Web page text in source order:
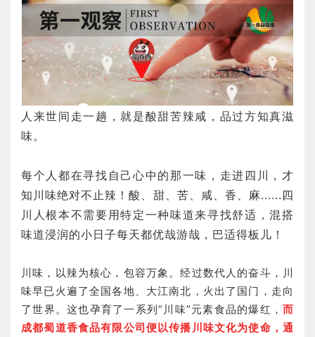
人来世间走一趟，就是酸甜苦辣咸，品过方知真滋
味。
每个人都在寻找自己心中的那一味，走进四川，才
知川味绝对不止辣！酸、甜、苦、咸、香、麻......四
川人根本不需要用特定一种味道来寻找舒适，混搭
味道浸润的小日子每天都优哉游哉，巴适得板儿！
川味，以辣为核心，包容万象。经过数代人的奋斗，川
味早已火遍了全国各地、大江南北，火出了国门，走向
了世界。这也孕育了一系列“川味”元素食品的爆红， 而
成都蜀道香食品有限公司便以传播川味文化为使命，通